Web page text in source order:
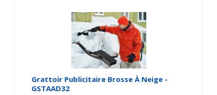
Grattoir Publicitaire Brosse À Neige -
GSTAAD32